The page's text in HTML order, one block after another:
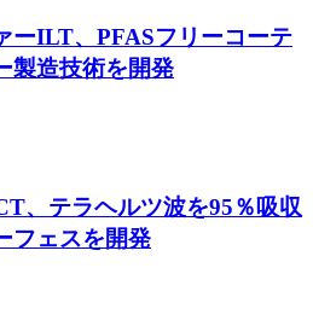
ーILT、PFASフリーコーテ
製造技術を開発
、テラヘルツ波を95％吸収
フェスを開発